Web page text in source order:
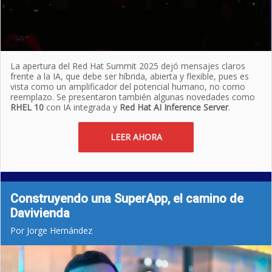
La apertura del Red Hat Summit 2025 dejó mensajes claros
frente a la IA, que debe ser híbrida, abierta y flexible, pues es
vista como un amplificador del potencial humano, no como
reemplazo. Se presentaron también algunas novedades como
RHEL 10 con IA integrada y Red Hat AI Inference Server.
LEER AHORA
Construyendo una SuperApp, el camino de
Davivienda
Por Jorge Hernández